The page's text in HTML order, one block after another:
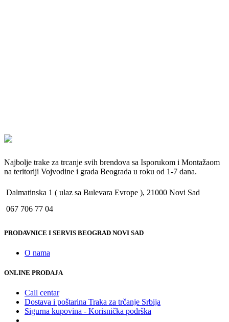
Najbolje trake za trcanje svih brendova sa Isporukom i Montažaom
na teritoriji Vojvodine i grada Beograda u roku od 1-7 dana.
Dalmatinska 1 ( ulaz sa Bulevara Evrope ), 21000 Novi Sad
067 706 77 04
PRODAVNICE I SERVIS BEOGRAD NOVI SAD
O nama
ONLINE PRODAJA
Call centar
Dostava i poštarina Traka za trčanje Srbija
Sigurna kupovina - Korisnička podrška